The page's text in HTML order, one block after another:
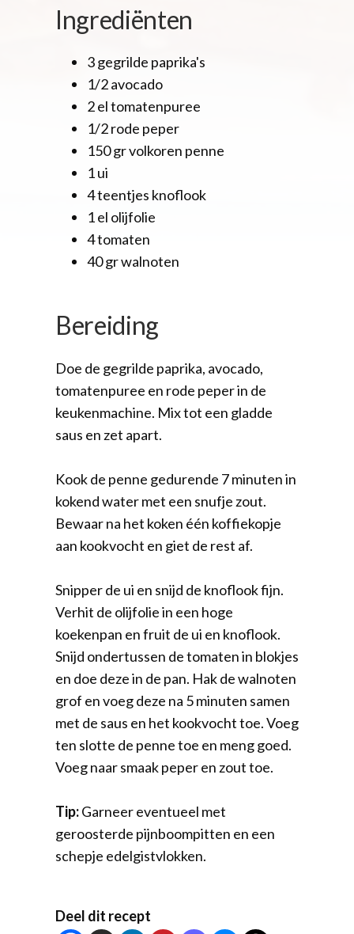
Ingrediënten
3 gegrilde paprika's
1/2 avocado
2 el tomatenpuree
1/2 rode peper
150 gr volkoren penne
1 ui
4 teentjes knoflook
1 el olijfolie
4 tomaten
40 gr walnoten
Bereiding
Doe de gegrilde paprika, avocado,
tomatenpuree en rode peper in de
keukenmachine. Mix tot een gladde
saus en zet apart.
Kook de penne gedurende 7 minuten in
kokend water met een snufje zout.
Bewaar na het koken één koffiekopje
aan kookvocht en giet de rest af.
Snipper de ui en snijd de knoflook fijn.
Verhit de olijfolie in een hoge
koekenpan en fruit de ui en knoflook.
Snijd ondertussen de tomaten in blokjes
en doe deze in de pan. Hak de walnoten
grof en voeg deze na 5 minuten samen
met de saus en het kookvocht toe. Voeg
ten slotte de penne toe en meng goed.
Voeg naar smaak peper en zout toe.
Tip:Garneer eventueel met
geroosterde pijnboompitten en een
schepje edelgistvlokken.
Deel dit recept